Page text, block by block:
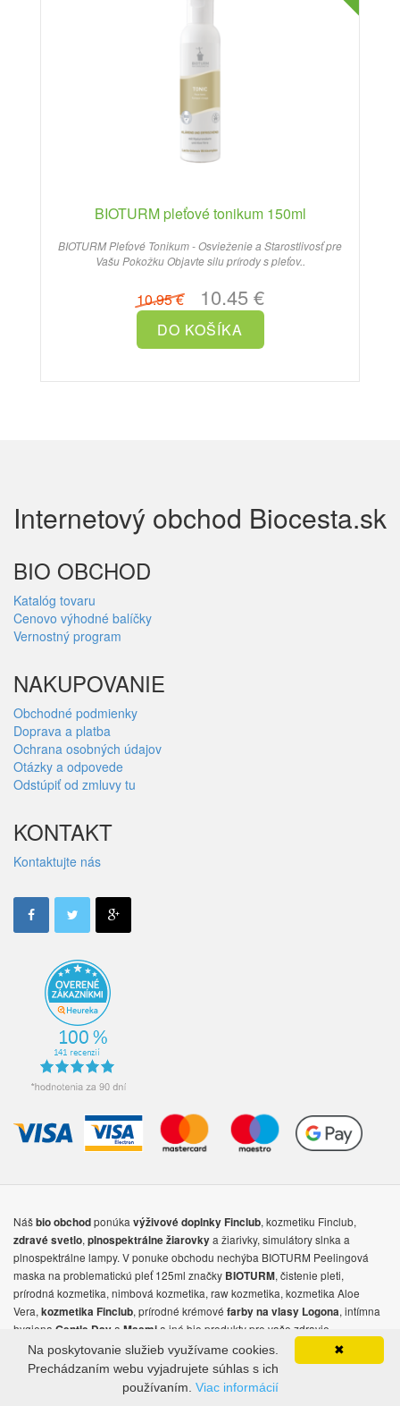
BIOTURM pleťové tonikum 150ml
BIOTURM Pleťové Tonikum - Osvieženie a Starostlivosť pre
Vašu Pokožku Objavte silu prírody s pleťov..
10.95 €10.45 €
Internetový obchod Biocesta.sk
BIO OBCHOD
Katalóg tovaru
Cenovo výhodné balíčky
Vernostný program
NAKUPOVANIE
Obchodné podmienky
Doprava a platba
Ochrana osobných údajov
Otázky a odpovede
Odstúpiť od zmluvy tu
KONTAKT
Kontaktujte nás
Nášbio obchodponúka výživové doplnkyFinclub, kozmetiku Finclub,
zdravé svetlo, plnospektrálne žiarovkya žiarivky, simulátory slnka a
plnospektrálne lampy. V ponuke obchodu nechýba BIOTURM Peelingová
maska na problematickú pleť 125ml značky BIOTURM, čistenie pleti,
prírodná kozmetika, nimbová kozmetika, raw kozmetika, kozmetika Aloe
Vera, kozmetika Finclub, prírodné krémové farby na vlasy Logona, intímna
hygiena Gentle Day a Masmi a iné bio produkty pre vaše zdravie.
© Copyright 2026 - NIGMA, s.r.o.
BootstrapTaste |Macrovector / Freepik
✖
Na poskytovanie služieb využívame cookies.
Prechádzaním webu vyjadrujete súhlas s ich
používaním. Viac informácií